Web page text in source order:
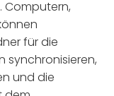
Computern,
für die
synchronisieren,
und die